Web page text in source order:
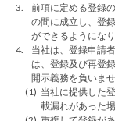
3.
前項に定める登録
の間に成立し、登
ができるようになり
4.
当社は、登録申請
は、登録及び再登
開示義務を負いませ
(1) 当社に提供した
載漏れがあった